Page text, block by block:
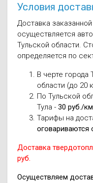
Условия
Доставка
осуществляется
Тульской области.
определяется по
В черте города
области (до 20
По Тульской
Тула - 30 руб./км
Тарифы на
оговариваются
Доставка
руб.
Осуществляем